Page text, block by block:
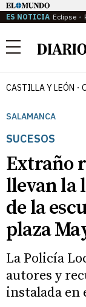
ES NOTICIA Eclipse
Menú
CASTILLA Y LEÓN
SALAMANCA
SUCESOS
Extraño
llevan la
de la
plaza
La Policía
autores y
instalada en